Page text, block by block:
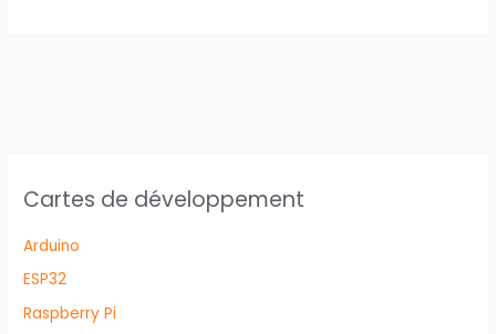
Cartes de développement
Arduino
ESP32
Raspberry Pi